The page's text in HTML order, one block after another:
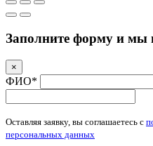
Заполните форму и мы
×
ФИО*
Оставляя заявку, вы соглашаетесь с
персональных данных